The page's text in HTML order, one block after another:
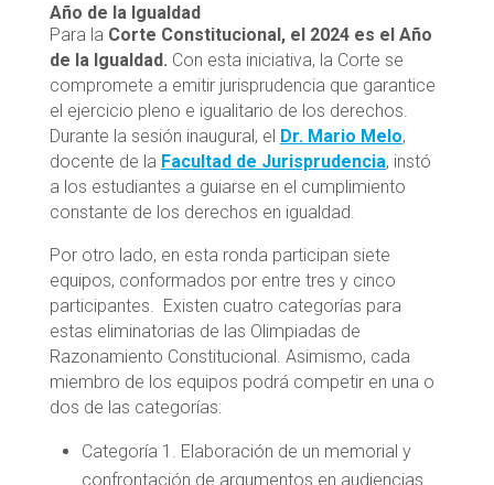
Año de la Igualdad
Para la Corte Constitucional, el 2024 es el Año
de la Igualdad. Con esta iniciativa, la Corte se
compromete a emitir jurisprudencia que garantice
el ejercicio pleno e igualitario de los derechos.
Durante la sesión inaugural, el Dr. Mario Melo,
docente de la Facultad de Jurisprudencia, instó
a los estudiantes a guiarse en el cumplimiento
constante de los derechos en igualdad.
Por otro lado, en esta ronda participan siete
equipos, conformados por entre tres y cinco
participantes. Existen cuatro categorías para
estas eliminatorias de las Olimpiadas de
Razonamiento Constitucional. Asimismo, cada
miembro de los equipos podrá competir en una o
dos de las categorías:
Categoría 1. Elaboración de un memorial y
confrontación de argumentos en audiencias